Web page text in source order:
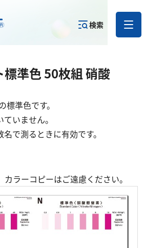
検索
準色 50枚組 硝酸
標準色です。
いません。
で測るときに有効です。
ラーコピーはご遠慮ください。
す
カテゴリー
で探す